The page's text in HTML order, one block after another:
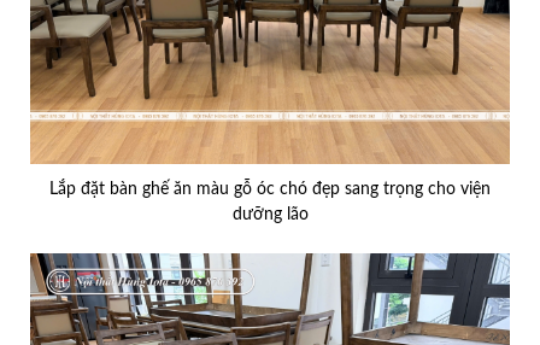
Lắp đặt bàn ghế ăn màu gỗ óc chó đẹp sang trọng cho viện
dưỡng lão